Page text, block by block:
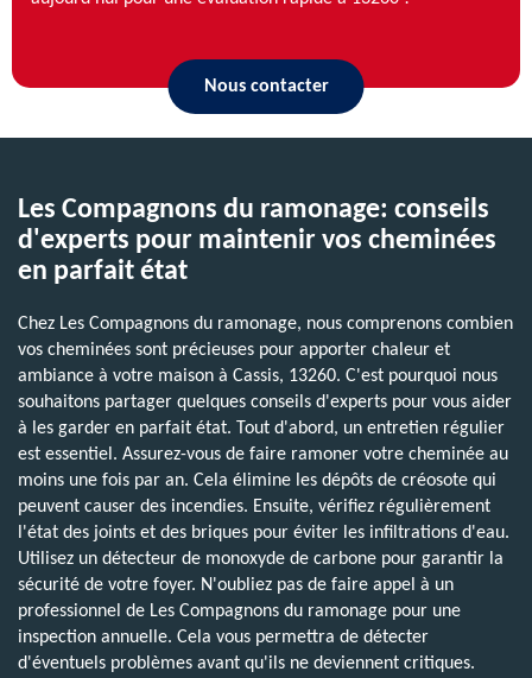
Nous contacter
Les Compagnons du ramonage: conseils
d'experts pour maintenir vos cheminées
en parfait état
Chez Les Compagnons du ramonage, nous comprenons combien
vos cheminées sont précieuses pour apporter chaleur et
ambiance à votre maison à Cassis, 13260. C'est pourquoi nous
souhaitons partager quelques conseils d'experts pour vous aider
à les garder en parfait état. Tout d'abord, un entretien régulier
est essentiel. Assurez-vous de faire ramoner votre cheminée au
moins une fois par an. Cela élimine les dépôts de créosote qui
peuvent causer des incendies. Ensuite, vérifiez régulièrement
l'état des joints et des briques pour éviter les infiltrations d'eau.
Utilisez un détecteur de monoxyde de carbone pour garantir la
sécurité de votre foyer. N'oubliez pas de faire appel à un
professionnel de Les Compagnons du ramonage pour une
inspection annuelle. Cela vous permettra de détecter
d'éventuels problèmes avant qu'ils ne deviennent critiques.